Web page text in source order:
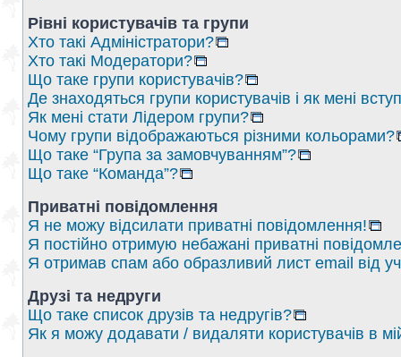
Рівні користувачів та групи
Хто такі Адміністратори?
Хто такі Модератори?
Що таке групи користувачів?
Де знаходяться групи користувачів і як мені
Як мені стати Лідером групи?
Чому групи відображаються різними кольорами?
Що таке “Група за замовчуванням”?
Що таке “Команда”?
Приватні повідомлення
Я не можу відсилати приватні повідомлення!
Я постійно отримую небажані приватні
Я отримав спам або образливий лист email від
Друзі та недруги
Що таке список друзів та недругів?
Як я можу додавати / видаляти користувачів в